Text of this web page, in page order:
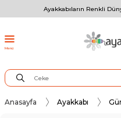
Ayakkabıların Renkli
Menü
Anasayfa Ayakkabı